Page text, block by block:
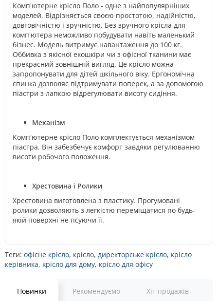
Комп'ютерне крісло Поло - одне з найпопулярніших
моделей. Відрізняється своєю простотою, надійністю,
довговічністю і зручністю. Без зручного крісла для
комп'ютера неможливо побудувати навіть маленький
бізнес. Модель витримує навантаження до 100 кг.
Оббивка з якісної екошкіри чи з офісної тканини має
прекрасний зовнішній вигляд. Це крісло можна
запропонувати для дітей шкільного віку. Ергономічна
спинка дозволяє підтримувати поперек, а за допомогою
піастри з лапкою відрегулювати висоту сидіння.
Механізм
Комп'ютерне крісло Поло комплектується механізмом
піастра. Він забезбечує комфорт завдяки регулюванню
висоти робочого положення.
Хрестовина і Ролики
Хрестовина виготовлена з пластику. Прогумовані
ролики дозволяють з легкістю переміщатися по будь-
якій поверхні не псуючи її.
Теги: офісне крісло, крісло, директорське крісло, крісло
керівника, крісло для дому, крісло для офісу
Новинки Рекомендуємо Хіт продажів